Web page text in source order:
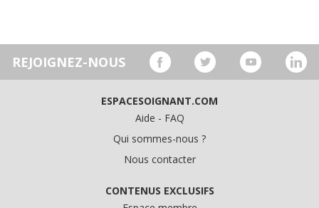
REJOIGNEZ-NOUS
ESPACESOIGNANT.COM
Aide - FAQ
Qui sommes-nous ?
Nous contacter
CONTENUS EXCLUSIFS